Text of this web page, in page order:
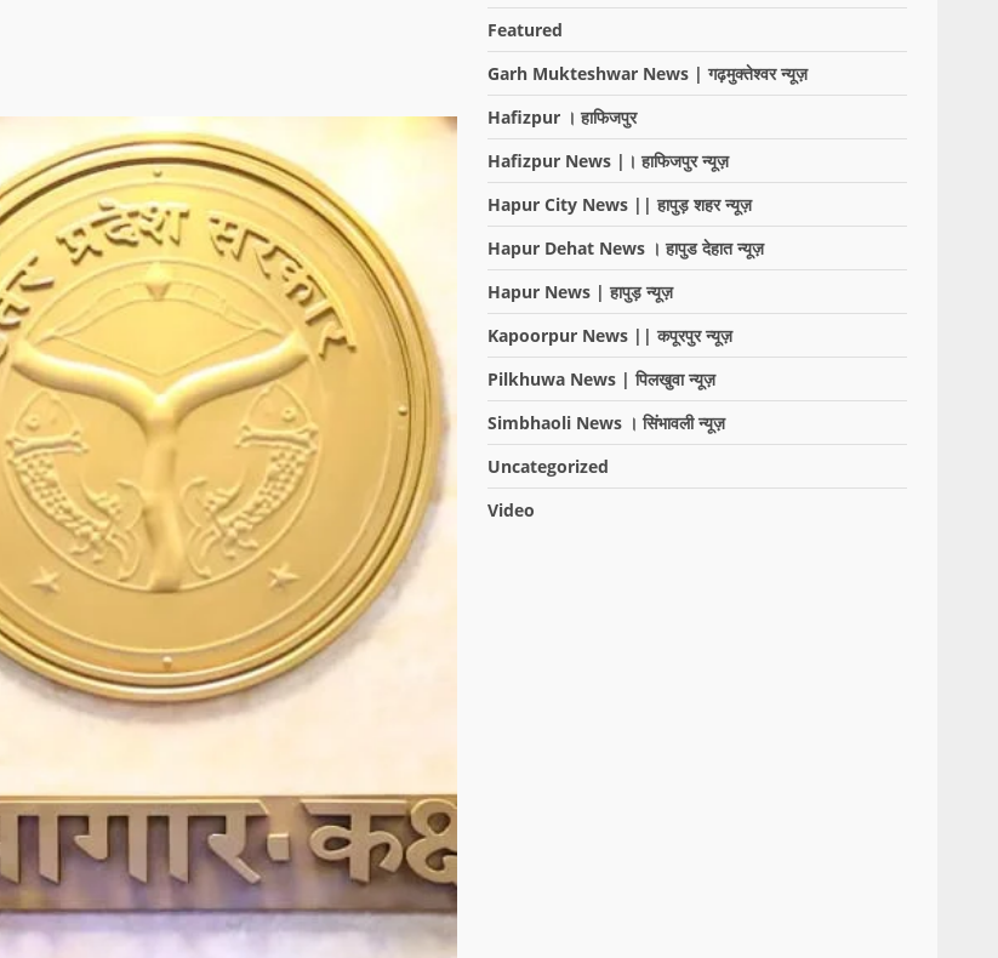
Featured
Garh Mukteshwar News | गढ़मुक्तेश्वर न्यूज़
Hafizpur । हाफिजपुर
Hafizpur News |। हाफिजपुर न्यूज़
Hapur City News || हापुड़ शहर न्यूज़
Hapur Dehat News । हापुड देहात न्यूज़
Hapur News | हापुड़ न्यूज़
Kapoorpur News || कपूरपुर न्यूज़
Pilkhuwa News | पिलखुवा न्यूज़
Simbhaoli News । सिंभावली न्यूज़
Uncategorized
Video